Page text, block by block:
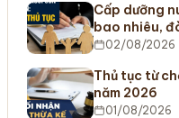
Cấp dưỡng
bao nhiêu,
02/08/2026
Thủ tục từ
năm 2026
01/08/2026